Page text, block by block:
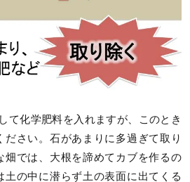
て化学肥料を入れますが、このとき
ださい。石があまりに多過ぎて取り
畑では、大根を諦めてカブを作るの
土の中に潜らず土の表面に出てくる